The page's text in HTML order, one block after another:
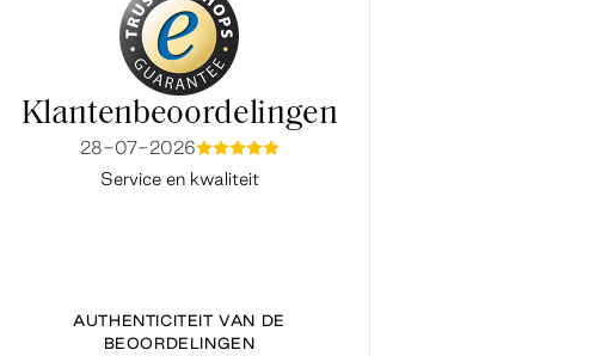
Klantenbeoordelingen
28-07-2026mmmmm
Service en kwaliteit
AUTHENTICITEIT VAN DE
BEOORDELINGEN